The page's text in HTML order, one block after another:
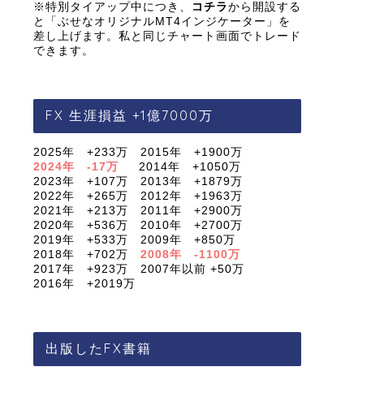
※特別タイアップ中につき、 コチラから開設する
と「ぶせなオリジナルMT4インジケーター」を
差し上げます。私と同じチャート画面でトレード
できます。
FX 生涯損益 +1億7000万
2025年 +233万 2015年 +1900万
2024年 -17万
2014年 +1050万
2023年 +107万 2013年 +1879万
2022年 +265万 2012年 +1963万
2021年 +213万 2011年 +2900万
2020年 +536万 2010年 +2700万
2019年 +533万 2009年 +850万
2018年 +702万 2008年 -1100万
2017年 +923万 2007年以前 +50万
2016年 +2019万
出版したFX書籍